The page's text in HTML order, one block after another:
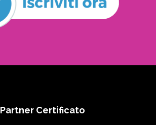
Partner Certificato